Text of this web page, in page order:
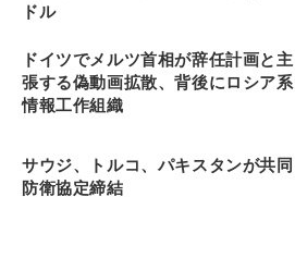
ドル
ドイツでメルツ首相が辞任計画と主
張する偽動画拡散、背後にロシア系
情報工作組織
サウジ、トルコ、パキスタンが共同
防衛協定締結